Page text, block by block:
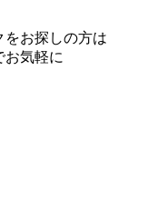
をお探しの方は
お気軽に